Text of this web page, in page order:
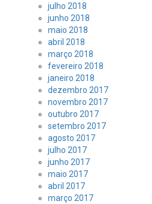
julho 2018
junho 2018
maio 2018
abril 2018
março 2018
fevereiro 2018
janeiro 2018
dezembro 2017
novembro 2017
outubro 2017
setembro 2017
agosto 2017
julho 2017
junho 2017
maio 2017
abril 2017
março 2017